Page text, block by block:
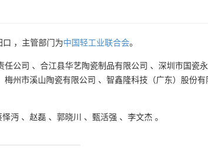
口 ，主管部门为中国轻工业联合会。
任公司 、 合江县华艺陶瓷制品有限公司 、 深圳市国瓷
梅州市溪山陶瓷有限公司 、 智鑫隆科技（广东）股份有
怿沔 、 赵磊 、 郭晓川 、 甄活强 、 李文杰 。